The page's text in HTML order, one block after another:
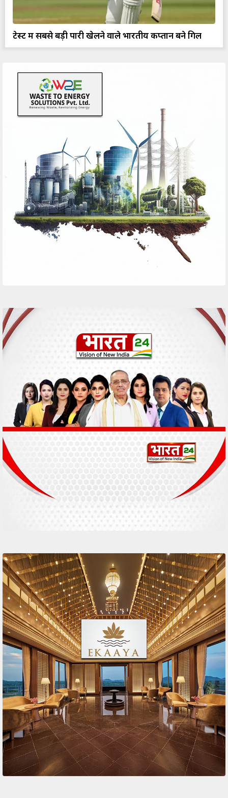
टेस्ट में सबसे बड़ी पारी खेलने वाले भारतीय कप्तान बने गिल